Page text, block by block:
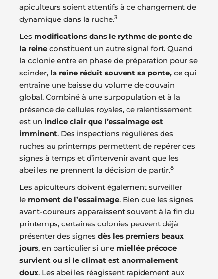
apiculteurs soient attentifs à ce changement de
dynamique dans la ruche.3
Les modifications dans le rythme de ponte de
la reine constituent un autre signal fort. Quand
la colonie entre en phase de préparation pour se
scinder, la reine réduit souvent sa ponte, ce qui
entraîne une baisse du volume de couvain
global. Combiné à une surpopulation et à la
présence de cellules royales, ce ralentissement
est un indice clair que l’essaimage est
imminent. Des inspections régulières des
ruches au printemps permettent de repérer ces
signes à temps et d’intervenir avant que les
abeilles ne prennent la décision de partir.8
Les apiculteurs doivent également surveiller
le moment de l’essaimage. Bien que les signes
avant-coureurs apparaissent souvent à la fin du
printemps, certaines colonies peuvent déjà
présenter des signes dès les premiers beaux
jours, en particulier si une miellée précoce
survient ou si le climat est anormalement
doux. Les abeilles réagissent rapidement aux